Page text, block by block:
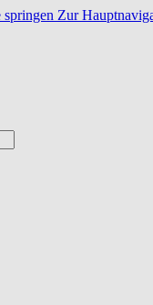
springen Zur